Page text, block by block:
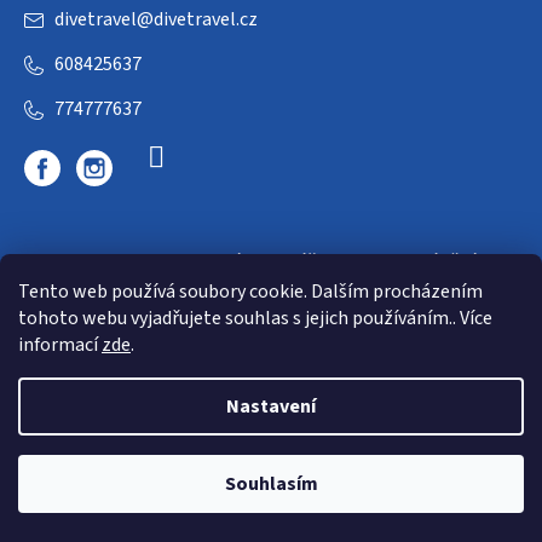
Tento web používá soubory cookie. Dalším procházením
tohoto webu vyjadřujete souhlas s jejich používáním.. Více
informacízde.
Nastavení
Souhlasím
divetravel@divetravel.cz
608425637
774777637
DIVETRAVEL - cestovní kancelář - cesty za potápěním
Shoptet |mime digital
Copyright 2026E-dive. Všechna práva vyhrazena.